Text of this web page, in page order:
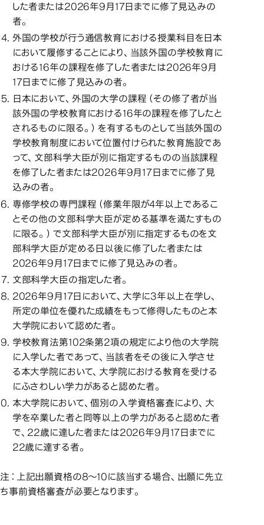
した者または2026年9月17日までに修了見込みの
者。
外国の学校が行う通信教育における授業科目を日本
において履修することにより、当該外国の学校教育に
おける16年の課程を修了した者または2026年9月
17日までに修了見込みの者。
日本において、外国の大学の課程（その修了者が当
該外国の学校教育における16年の課程を修了したと
されるものに限る。）を有するものとして当該外国の
学校教育制度において位置付けられた教育施設であ
って、文部科学大臣が別に指定するものの当該課程
を修了した者または2026年9月17日までに修了見
込みの者。
専修学校の専門課程（修業年限が4年以上であるこ
とその他の文部科学大臣が定める基準を満たすもの
に限る。）で文部科学大臣が別に指定するものを文
部科学大臣が定める日以後に修了した者または
2026年9月17日までに修了見込みの者。
文部科学大臣の指定した者。
2026年9月17日において、大学に3年以上在学し、
所定の単位を優れた成績をもって修得したものと本
大学院において認めた者。
学校教育法第102条第2項の規定により他の大学院
に入学した者であって、当該者をその後に入学させ
る本大学院において、大学院における教育を受ける
にふさわしい学力があると認めた者。
本大学院において、個別の入学資格審査により、大
学を卒業した者と同等以上の学力があると認めた者
で、22歳に達した者または2026年9月17日までに
22歳に達する者。
注：上記出願資格の8～10に該当する場合、出願に先立
ち事前資格審査が必要となります。